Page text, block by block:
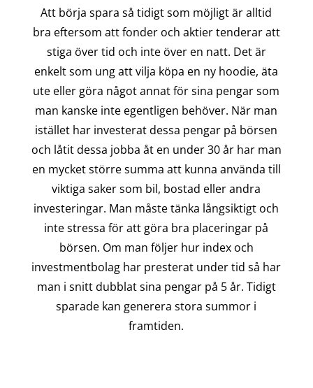
Att börja spara så tidigt som möjligt är alltid
bra eftersom att fonder och aktier tenderar att
stiga över tid och inte över en natt. Det är
enkelt som ung att vilja köpa en ny hoodie, äta
ute eller göra något annat för sina pengar som
man kanske inte egentligen behöver. När man
istället har investerat dessa pengar på börsen
och låtit dessa jobba åt en under 30 år har man
en mycket större summa att kunna använda till
viktiga saker som bil, bostad eller andra
investeringar. Man måste tänka långsiktigt och
inte stressa för att göra bra placeringar på
börsen. Om man följer hur index och
investmentbolag har presterat under tid så har
man i snitt dubblat sina pengar på 5 år. Tidigt
sparade kan generera stora summor i
framtiden.